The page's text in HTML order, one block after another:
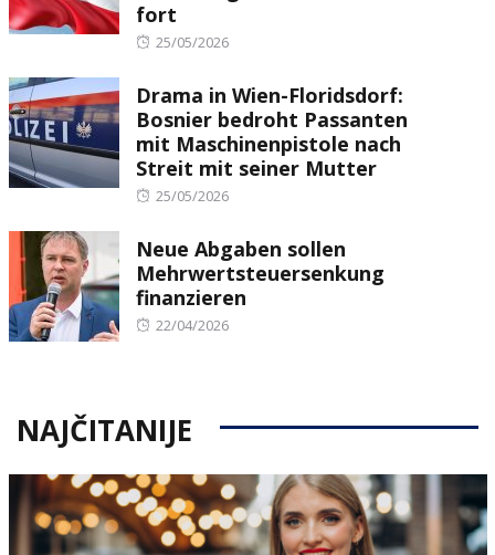
fort
Posted
25/05/2026
Drama in Wien-Floridsdorf:
Bosnier bedroht Passanten
mit Maschinenpistole nach
Streit mit seiner Mutter
Posted
25/05/2026
Neue Abgaben sollen
Mehrwertsteuersenkung
finanzieren
Posted
22/04/2026
NAJČITANIJE